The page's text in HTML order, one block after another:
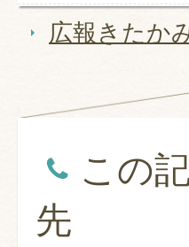
広報きたか
この
先